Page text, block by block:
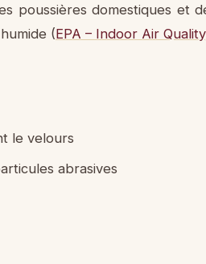
poussières domestiques et
(EPA – Indoor Air Quality
le velours
abrasives